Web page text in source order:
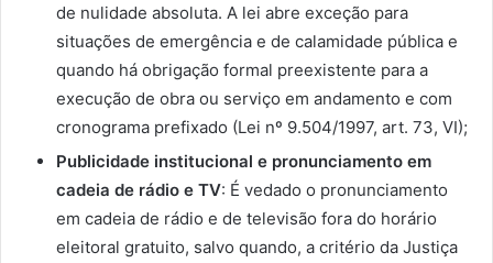
de nulidade absoluta. A lei abre exceção para
situações de emergência e de calamidade pública e
quando há obrigação formal preexistente para a
execução de obra ou serviço em andamento e com
cronograma prefixado (Lei nº 9.504/1997, art. 73, VI);
Publicidade institucional e pronunciamento em
cadeia de rádio e TV: É vedado o pronunciamento
em cadeia de rádio e de televisão fora do horário
eleitoral gratuito, salvo quando, a critério da Justiça